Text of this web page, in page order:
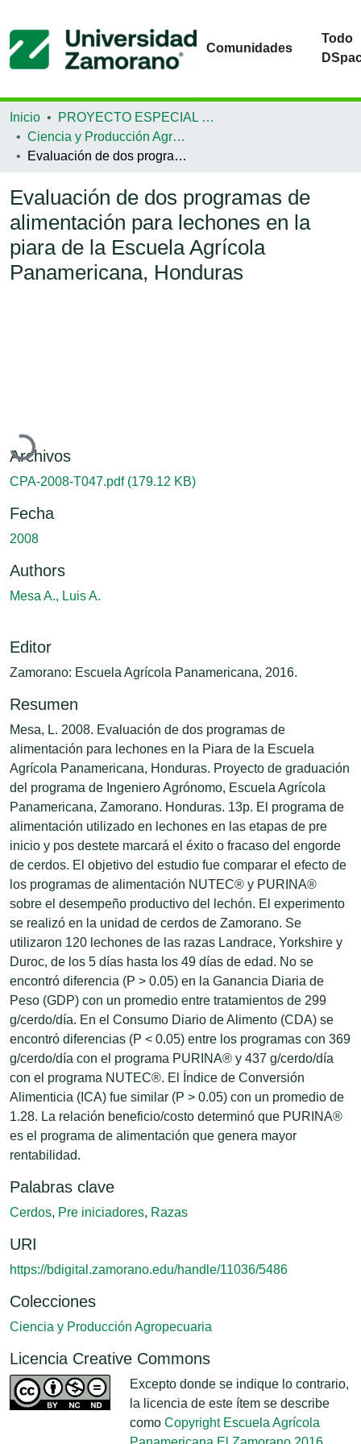
Comunidades
Todo
Inicio
PROYECTO ESPECIAL DE GRADUACIÓN
Ciencia y Producción Agropecuaria
Evaluación de dos programas de alimentación para lechones en la piara de la Escuela Agrícola Panamericana, Honduras
Evaluación de dos programas de
alimentación para lechones en la
piara de la Escuela Agrícola
Panamericana, Honduras
Cargando...
Archivos
CPA-2008-T047.pdf (179.12 KB)
Fecha
2008
Authors
Mesa A., Luis A.
Editor
Zamorano: Escuela Agrícola Panamericana, 2016.
Resumen
Mesa, L. 2008. Evaluación de dos programas de
alimentación para lechones en la Piara de la Escuela
Agrícola Panamericana, Honduras. Proyecto de graduación
del programa de Ingeniero Agrónomo, Escuela Agrícola
Panamericana, Zamorano. Honduras. 13p. El programa de
alimentación utilizado en lechones en las etapas de pre
inicio y pos destete marcará el éxito o fracaso del engorde
de cerdos. El objetivo del estudio fue comparar el efecto de
los programas de alimentación NUTEC® y PURINA®
sobre el desempeño productivo del lechón. El experimento
se realizó en la unidad de cerdos de Zamorano. Se
utilizaron 120 lechones de las razas Landrace, Yorkshire y
Duroc, de los 5 días hasta los 49 días de edad. No se
encontró diferencia (P > 0.05) en la Ganancia Diaria de
Peso (GDP) con un promedio entre tratamientos de 299
g/cerdo/día. En el Consumo Diario de Alimento (CDA) se
encontró diferencias (P < 0.05) entre los programas con 369
g/cerdo/día con el programa PURINA® y 437 g/cerdo/día
con el programa NUTEC®. El Índice de Conversión
Alimenticia (ICA) fue similar (P > 0.05) con un promedio de
1.28. La relación beneficio/costo determinó que PURINA®
es el programa de alimentación que genera mayor
rentabilidad.
Palabras clave
Cerdos, Pre iniciadores, Razas
URI
https://bdigital.zamorano.edu/handle/11036/5486
Colecciones
Ciencia y Producción Agropecuaria
Licencia Creative Commons
Excepto donde se indique lo contrario,
la licencia de este ítem se describe
como Copyright Escuela Agrícola